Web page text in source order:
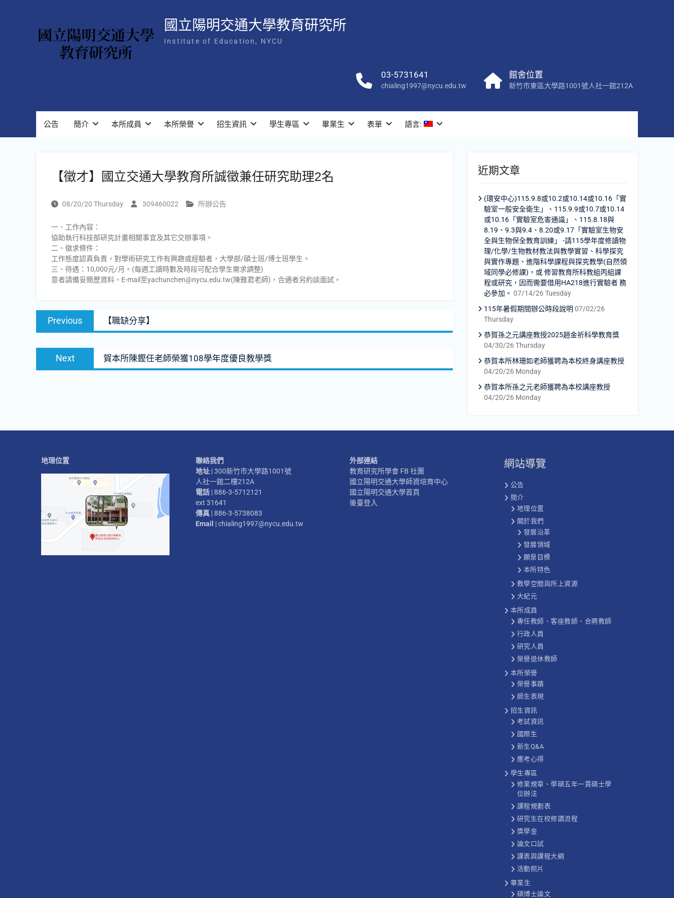
國立陽明交通大學教育研究所
Institute of Education, NYCU
03-5731641
chialing1997@nycu.edu.tw
館舍位置
新竹市東區大學路1001號人社一館212A
公告 簡介 本所成員 本所榮譽 招生資訊 學生專區 畢業生 表單 語言:
【徵才】國立交通大學教育所誠徵兼任研究助理2名
08/20/20 Thursday 309460022 所辦公告
一、工作內容：
協助執行科技部研究計畫相關事宜及其它交辦事項。
二、徵求條件：
工作態度認真負責，對學術研究工作有興趣或經驗者，大學部/碩士班/博士班學生。
三、待遇：10,000元/月。(每週工讀時數及時段可配合學生需求調整)
意者請備妥簡歷資料，E-mail至yachunchen@nycu.edu.tw(陳雅君老師)，合適者另約談面試。
文
Previous
Previous
post:
【職缺分享】
Next
Next
post:
賀本所陳鏗任老師榮獲108學年度優良教學獎
近期文章
(環安中心)115.9.8或10.2或10.14或10.16「實
驗室一般安全衛生」、115.9.9或10.7或10.14
或10.16「實驗室危害通識」、115.8.18與
8.19、9.3與9.4、8.20或9.17「實驗室生物安
全與生物保全教育訓練」 -請115學年度修讀物
理/化學/生物教材教法與教學實習、科學探究
與實作專題、進階科學課程與探究教學(自然領
域同學必修課)，或 修習教育所科教組丙組課
程或研究，因而需要借用HA218進行實驗者 務
必參加。 07/14/26 Tuesday
115年暑假期間辦公時段說明 07/02/26
Thursday
恭賀孫之元講座教授2025趙金祈科學教育獎
04/30/26 Thursday
恭賀本所林珊如老師獲聘為本校終身講座教授
04/20/26 Monday
恭賀本所孫之元老師獲聘為本校講座教授
04/20/26 Monday
地理位置
聯絡我們
地址 | 300新竹市大學路1001號
人社一館二樓212A
電話| 886-3-5712121
ext 31641
傳真| 886-3-5738083
Email | chialing1997@nycu.edu.tw
外部連結
教育研究所學會 FB 社團
國立陽明交通大學師資培育中心
國立陽明交通大學首頁
後臺登入
網站導覽
公告
簡介
地理位置
關於我們
發展沿革
發展領域
願景目標
本所特色
教學空間與所上資源
大紀元
本所成員
專任教師、客座教師、合聘教師
行政人員
研究人員
榮譽退休教師
本所榮譽
榮譽事蹟
師生表現
招生資訊
考試資訊
國際生
新生Q&A
應考心得
學生專區
修業規章、學碩五年一貫碩士學
位辦法
課程規劃表
研究生在校修讀流程
獎學金
論文口試
課表與課程大綱
活動照片
畢業生
碩博士論文